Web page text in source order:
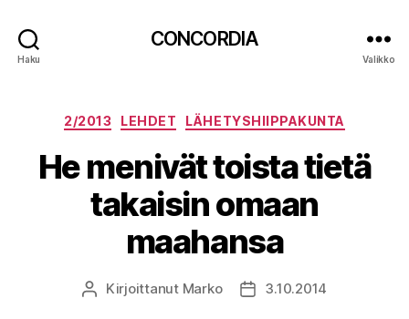
Haku
CONCORDIA
Valikko
Kategoriat
2/2013 LEHDET LÄHETYSHIIPPAKUNTA
He menivät toista tietä
takaisin omaan
maahansa
Kirjoittaja
Kirjoittanut Marko Julkaisupäivämäärä
3.10.2014